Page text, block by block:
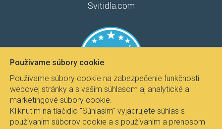
Svitidla.com
Používame súbory cookie
Používame súbory cookie na zabezpečenie funkčnosti
webovej stránky a s vaším súhlasom aj analytické a
marketingové súbory cookie.
Kliknutím na tlačidlo "Súhlasím" vyjadrujete súhlas s
používaním súborov cookie a s používaním a prenosom